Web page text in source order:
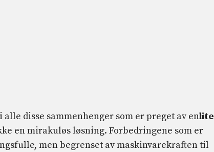
disse sammenhenger som er preget av enlite
en mirakuløs løsning. Forbedringene som er
men begrenset av maskinvarekraften til